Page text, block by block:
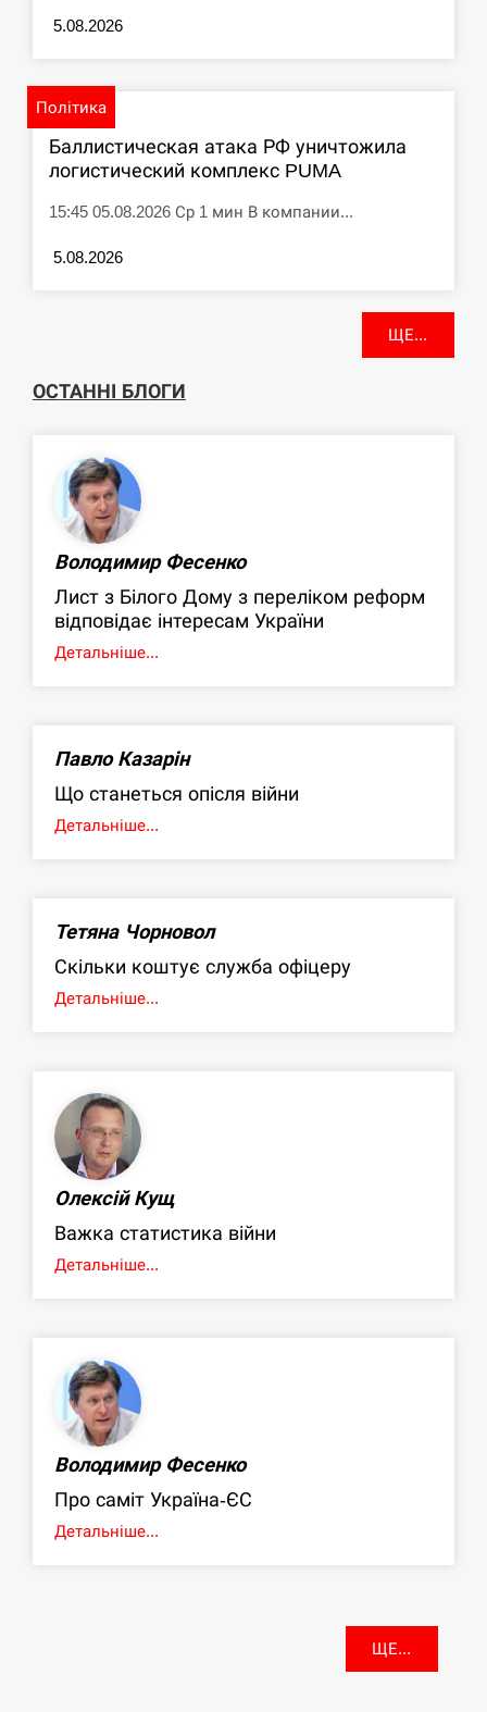
5.08.2026
Політика
Баллистическая атака РФ уничтожила
логистический комплекс PUMA
15:45 05.08.2026 Ср 1 мин В компании...
5.08.2026
ЩЕ...
ОСТАННІ БЛОГИ
Володимир Фесенко
Лист з Білого Дому з переліком реформ
відповідає інтересам України
Детальніше...
Павло Казарін
Що станеться опісля війни
Детальніше...
Тетяна Чорновол
Скільки коштує служба офіцеру
Детальніше...
Олексій Кущ
Важка статистика війни
Детальніше...
Володимир Фесенко
Про саміт Україна-ЄС
Детальніше...
ЩЕ...